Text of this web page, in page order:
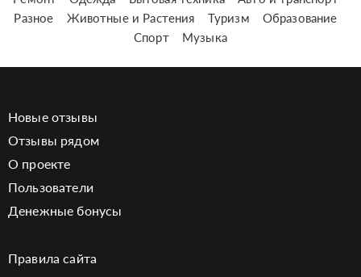
Разное
Животные и Растения Туризм
Образование
Спорт
Музыка
Новые отзывы
Отзывы рядом
О проекте
Пользователи
Денежные бонусы
Правила сайта